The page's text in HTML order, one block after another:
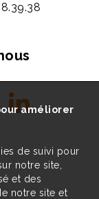
améliorer
de suivi pour
notre site,
et des
notre site et